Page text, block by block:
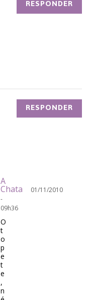
RESPONDER
RESPONDER
A
Chata
01/11/2010
-
09h36
O
t
o
p
e
t
e
,
n